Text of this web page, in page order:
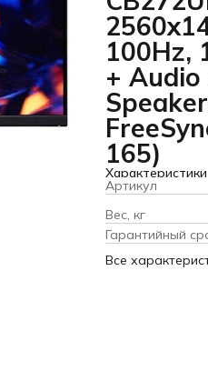
100Hz,
+
165)
Характеристики
Артикул
Вес, кг
Гарантийный
Все